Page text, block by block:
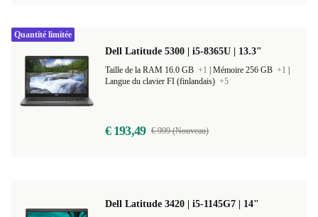
Dell Latitude 5300 | i5-8365U | 13.3"
Taille de la RAM 16.0 GB +1 Mémoire 256 GB +1
Langue du clavier FI (finlandais) +5
€ 193,49 € 999 (Nouveau)
Quantité limitée
Dell Latitude 3420 | i5-1145G7 | 14"